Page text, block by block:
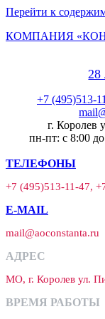
Перейти к
КОМПАНИЯ
28
+7 (495)513-
г. Королев
пн-пт: с 8:00
ТЕЛЕФОНЫ
+7 (495)513-11-47,
E-MAIL
mail@aoconstanta.ru
АДРЕС
МО, г. Королев ул.
ВРЕМЯ РАБОТЫ